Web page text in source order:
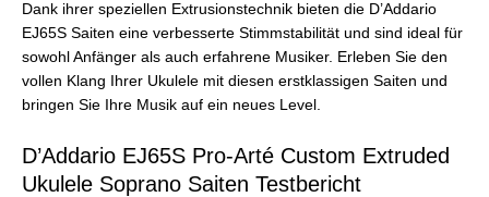
Dank ihrer speziellen Extrusionstechnik bieten die D’Addario
EJ65S Saiten eine verbesserte Stimmstabilität und sind ideal für
sowohl Anfänger als auch erfahrene Musiker. Erleben Sie den
vollen Klang Ihrer Ukulele mit diesen erstklassigen Saiten und
bringen Sie Ihre Musik auf ein neues Level.
D’Addario EJ65S Pro-Arté Custom Extruded
Ukulele Soprano Saiten Testbericht